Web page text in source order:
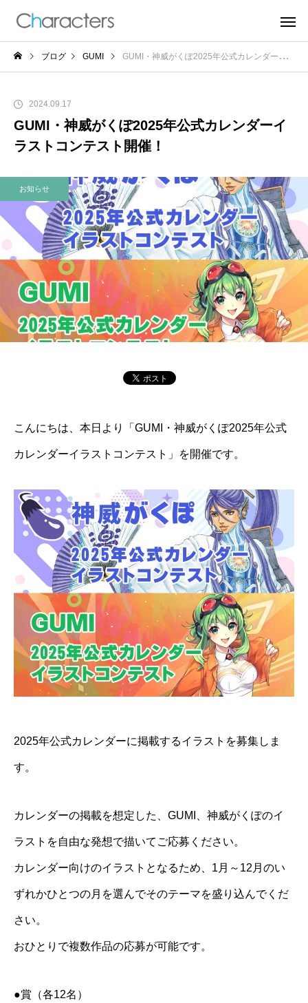
ブログ GUMI GUMI・神威がくぽ2025年公式カレンダーイラストコンテスト開催！
2024.09.17
GUMI・神威がくぽ2025年公式カレンダーイ
ラストコンテスト開催！
お知らせ
こんにちは、本日より「GUMI・神威がくぽ2025年公式
カレンダーイラストコンテスト」を開催です。
2025年公式カレンダーに掲載するイラストを募集しま
す。
カレンダーの掲載を想定した、GUMI、神威がくぽのイ
ラストを自由な発想で描いてご応募ください。
カレンダー向けのイラストとなるため、1月～12月のい
ずれかひとつの月を選んでそのテーマを盛り込んでくだ
さい。
おひとりで複数作品の応募が可能です。
●賞（各12名）